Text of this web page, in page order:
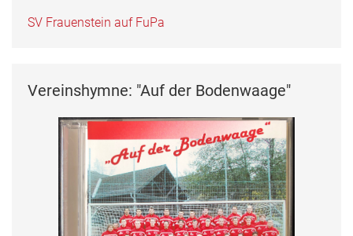
SV Frauenstein auf FuPa
Vereinshymne: "Auf der Bodenwaage"